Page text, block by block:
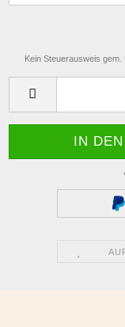
Kein Steuerausweis gem.